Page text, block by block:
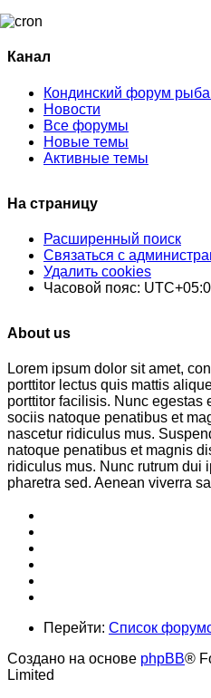
Канал
Кондинский форум
Новости
Все форумы
Новые темы
Активные темы
На страницу
Расширенный поиск
Связаться с
Удалить cookies
Часовой пояс:
About us
Lorem ipsum dolor sit amet,
porttitor lectus quis mattis
porttitor facilisis. Nunc egestas
sociis natoque penatibus et
nascetur ridiculus mus.
natoque penatibus et magnis
ridiculus mus. Nunc rutrum dui
pharetra sed. Aenean viverra
Перейти: Список
Создано на основе phpBB®
Limited